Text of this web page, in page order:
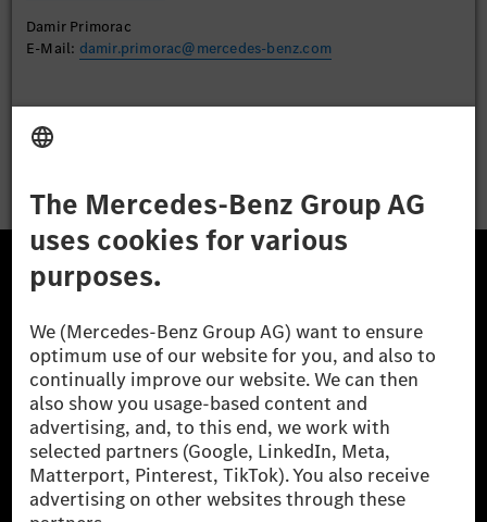
Damir Primorac
E-Mail: damir.primorac@mercedes-benz.com
The Mercedes-Benz Group AG (former Daimler AG) is
one of the world's most successful automotive
companies. With Mercedes-Benz AG, we are one of
the leading global suppliers of premium and luxury
cars and vans. Mercedes-Benz Mobility AG offers
financing, leasing, car subscription and car rental,
fleet management, digital services for charging and
payment, insurance brokerage, as well as innovative